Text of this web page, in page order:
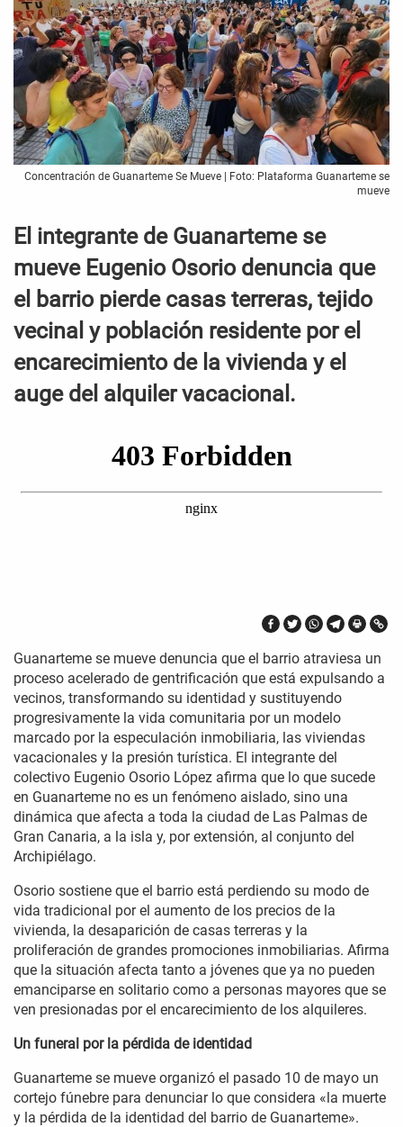
Concentración de Guanarteme Se Mueve | Foto: Plataforma Guanarteme se
mueve
El integrante de Guanarteme se
mueve Eugenio Osorio denuncia que
el barrio pierde casas terreras, tejido
vecinal y población residente por el
encarecimiento de la vivienda y el
auge del alquiler vacacional.
Guanarteme se mueve denuncia que el barrio atraviesa un
proceso acelerado de gentrificación que está expulsando a
vecinos, transformando su identidad y sustituyendo
progresivamente la vida comunitaria por un modelo
marcado por la especulación inmobiliaria, las viviendas
vacacionales y la presión turística. El integrante del
colectivo Eugenio Osorio López afirma que lo que sucede
en Guanarteme no es un fenómeno aislado, sino una
dinámica que afecta a toda la ciudad de Las Palmas de
Gran Canaria, a la isla y, por extensión, al conjunto del
Archipiélago.
Osorio sostiene que el barrio está perdiendo su modo de
vida tradicional por el aumento de los precios de la
vivienda, la desaparición de casas terreras y la
proliferación de grandes promociones inmobiliarias. Afirma
que la situación afecta tanto a jóvenes que ya no pueden
emanciparse en solitario como a personas mayores que se
ven presionadas por el encarecimiento de los alquileres.
Un funeral por la pérdida de identidad
Guanarteme se mueve organizó el pasado 10 de mayo un
cortejo fúnebre para denunciar lo que considera «la muerte
y la pérdida de la identidad del barrio de Guanarteme».